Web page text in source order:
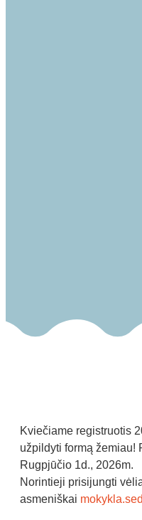
Kviečiame registruotis
užpildyti formą žemiau!
Rugpjūčio 1d., 2026m.
Norintieji prisijungti
asmeniškai